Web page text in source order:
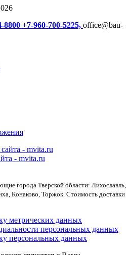
8800 +7-960-700-5225, office@bau-
- mvita.ru
города Тверской области: Лихославль,
Конаково, Торжок. Стоимость доставки
метрических данных
персональных данных
персональных данных